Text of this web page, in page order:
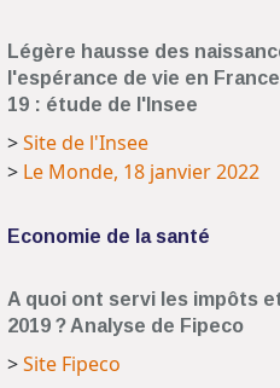
Légère hausse des
l'espérance de vie en
19 : étude de l'Insee
>Site de l'Insee
> Le Monde, 18 janvier 2022
Economie de la santé
A quoi ont servi les impôts
2019 ? Analyse de Fipeco
>Site Fipeco